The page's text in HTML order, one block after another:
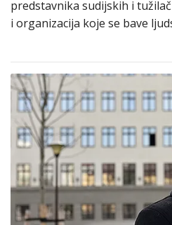
predstavnika sudijskih i
i organizacija koje se bave